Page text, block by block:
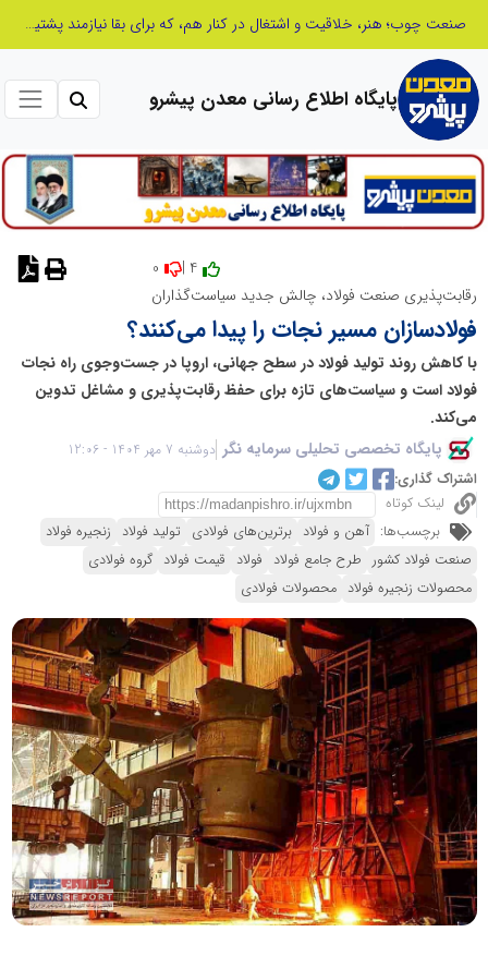
صنعت چوب؛ هنر، خلاقیت و اشتغال در کنار هم، که برای بقا نیازمند پشتیبانی از کالای ایرانی است
پایگاه اطلاع رسانی معدن پیشرو
رقابت‌پذیری صنعت فولاد، چالش جدید سیاست‌گذاران
فولادسازان مسیر نجات را پیدا می‌کنند؟
با کاهش روند تولید فولاد در سطح جهانی، اروپا در جست‌وجوی راه نجات
فولاد است و سیاست‌های تازه برای حفظ رقابت‌پذیری و مشاغل تدوین
می‌کند.
پایگاه تخصصی تحلیلی سرمایه نگر دوشنبه 7 مهر 1404 - 12:06
اشتراک گذاری:
لینک کوتاه
برچسب‌ها: آهن و فولاد برترین‌های فولادی تولید فولاد زنجیره فولاد
صنعت فولاد کشور طرح جامع فولاد فولاد قیمت فولاد گروه فولادی
محصولات زنجیره فولاد محصولات فولادی